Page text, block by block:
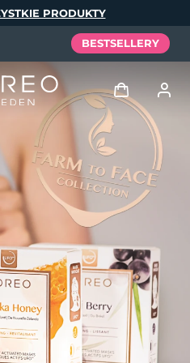
PRODUKTY
BESTSELLERY
Zaloguj
Profil użytkownika
Moje urządzenia
Moje zamówienia
Moje adresy
Moje subskrypcje
Elixir
Set
Español
Português
Русский
繁體中文